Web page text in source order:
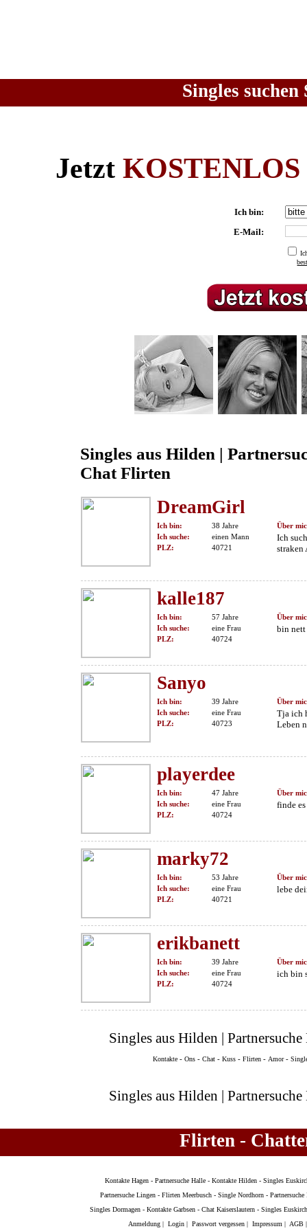
Singles
Jetzt KOSTENLOS
Ich bin:
E-Mail:
Singles aus Hilden |
Chat Flirten
DreamGirl
Ich bin:
38 Jahre
Ich suche:
einen Mann
PLZ:
40721
Über
Ich
straken
kalle187
Ich bin:
57 Jahre
Ich suche:
eine Frau
PLZ:
40724
Über
bin
Sanyo
Ich bin:
39 Jahre
Ich suche:
eine Frau
PLZ:
40723
Über
Tja ich
Leben
playerdee
Ich bin:
47 Jahre
Ich suche:
eine Frau
PLZ:
40724
Über
finde
marky72
Ich bin:
53 Jahre
Ich suche:
eine Frau
PLZ:
40721
Über
lebe
erikbanett
Ich bin:
39 Jahre
Ich suche:
eine Frau
PLZ:
40724
Über
ich bin
Singles aus Hilden |
Kontakte -Ons -Chat -Kuss -Flirten - Amor-
Singles aus Hilden |
Flirten -
Kontakte Hagen - Partnersuche Halle - Kontakte Hilden - Singles
Partnersuche Lingen -Flirten Meerbusch -Single Nordhorn -Partnersuche
Singles Dormagen -Kontakte Garbsen -Chat Kaiserslautern -Singles
Anmeldung |Login |Passwort vergessen |Impressum | AGB